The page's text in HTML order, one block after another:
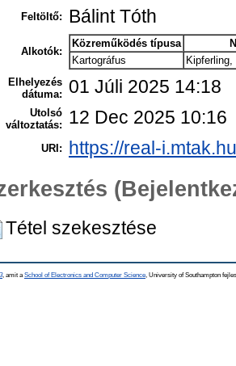
Feltöltő: Bálint Tóth
Alkotók:
Közreműködés típusa
Kartográfus
Elhelyezés
dátuma:
01 Júli 2025 14:18
Utolsó
változtatás:
12 Dec 2025 10:16
URI: https://real-
Tétel szekesztése
, amit a School of Electronics and Computer Science , University of Southampton